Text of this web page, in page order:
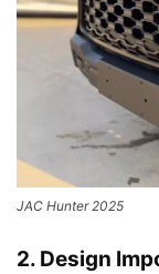
JAC Hunter 2025
2. Design